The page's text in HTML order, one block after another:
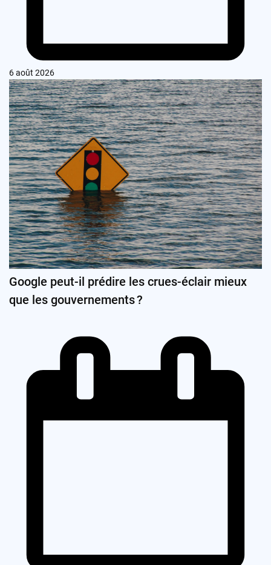
6 août 2026
Google peut-il prédire les crues-éclair mieux
que les gouvernements ?